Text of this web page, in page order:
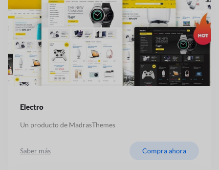
Electro
Un producto de MadrasThemes
Saber más Compra ahora